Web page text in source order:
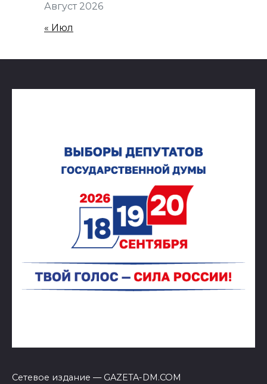
Август 2026
« Июл
Сетевое издание — GAZETA-DM.COM